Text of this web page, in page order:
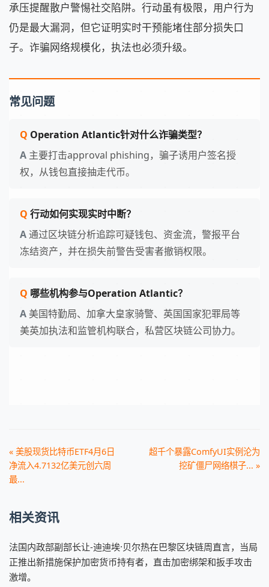
承压提醒散户警惕社交陷阱。行动虽有极限，用户行为
仍是最大漏洞，但它证明实时干预能堵住部分损失口
子。诈骗网络规模化，执法也必须升级。
常见问题
Operation Atlantic针对什么诈骗类型？
主要打击approval phishing，骗子诱用户签名授
权，从钱包直接抽走代币。
行动如何实现实时中断？
通过区块链分析追踪可疑钱包、资金流，警报平台
冻结资产，并在损失前警告受害者撤销权限。
哪些机构参与Operation Atlantic？
美国特勤局、加拿大皇家骑警、英国国家犯罪局等
美英加执法和监管机构联合，私营区块链公司协力。
« 美股现货比特币ETF4月6日
净流入4.7132亿美元创六周
最...
超千个暴露ComfyUI实例沦为
挖矿僵尸网络棋子... »
相关资讯
法国内政部副部长让-迪迪埃·贝尔热在巴黎区块链周直言，当局
正推出新措施保护加密货币持有者，直击加密绑架和扳手攻击
激增。